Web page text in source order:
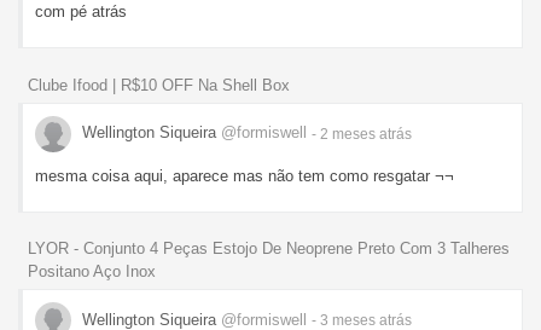
com pé atrás
Clube Ifood | R$10 OFF Na Shell Box
Wellington Siqueira @formiswell - 2 meses atrás
mesma coisa aqui, aparece mas não tem como resgatar ¬¬
LYOR - Conjunto 4 Peças Estojo De Neoprene Preto Com 3 Talheres
Positano Aço Inox
Wellington Siqueira @formiswell - 3 meses atrás